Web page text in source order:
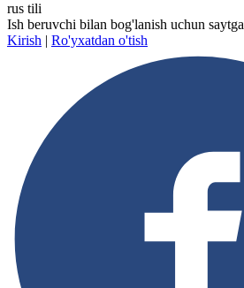
rus tili
Ish beruvchi bilan bog'lanish uchun saytga
Kirish | Ro'yxatdan o'tish